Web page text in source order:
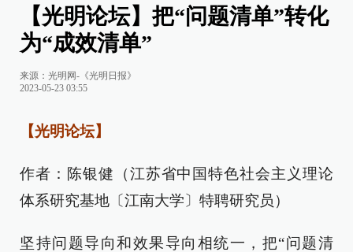
【光明论坛】把“问题清单”转化
为“成效清单”
来源： 光明网-《光明日报》
2023-05-23 03:55
【光明论坛】
作者：陈银健（江苏省中国特色社会主义理论
体系研究基地〔江南大学〕特聘研究员）
坚持问题导向和效果导向相统一，把“问题清